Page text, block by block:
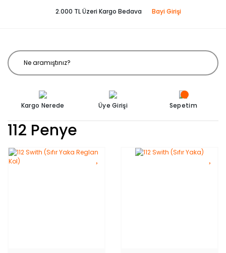
2.000 TL Üzeri Kargo Bedava Bayi Girişi
Kargo Nerede Üye Girişi Sepetim
112 Penye